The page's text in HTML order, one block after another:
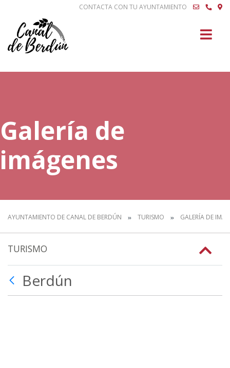
CONTACTA CON TU AYUNTAMIENTO
Galería de
imágenes
AYUNTAMIENTO DE CANAL DE BERDÚN TURISMO GALERÍA DE
TURISMO
Berdún